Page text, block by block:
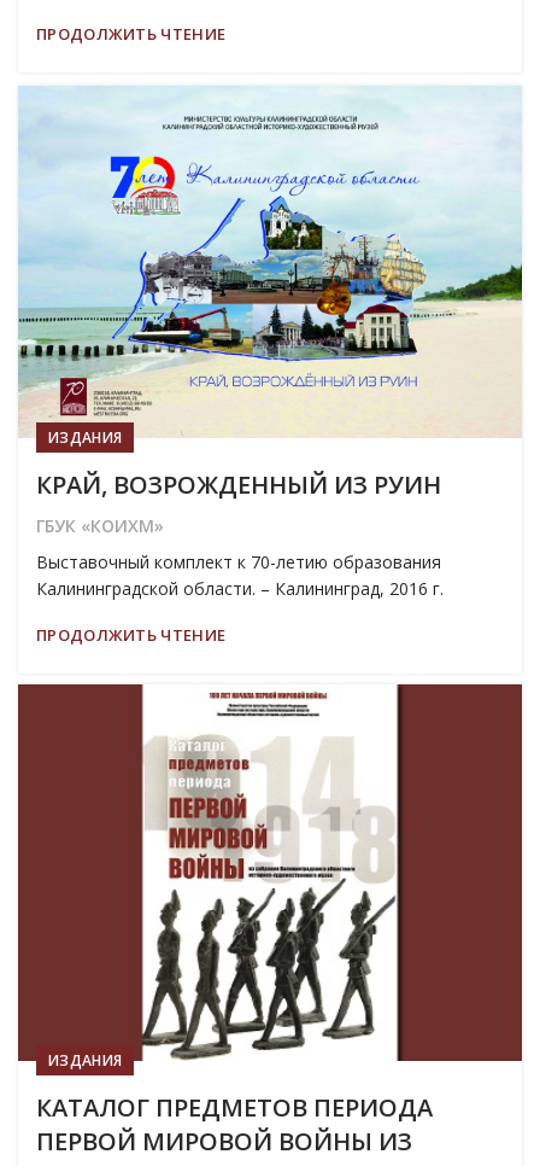
ПРОДОЛЖИТЬ ЧТЕНИЕ
19
ИЗДАНИЯ
КРАЙ, ВОЗРОЖДЕННЫЙ ИЗ РУИН
ГБУК «КОИХМ»
Выставочный комплект к 70-летию образования
Калининградской области. – Калининград, 2016 г.
ПРОДОЛЖИТЬ ЧТЕНИЕ
ИЗДАНИЯ
КАТАЛОГ ПРЕДМЕТОВ ПЕРИОДА
ПЕРВОЙ МИРОВОЙ ВОЙНЫ ИЗ